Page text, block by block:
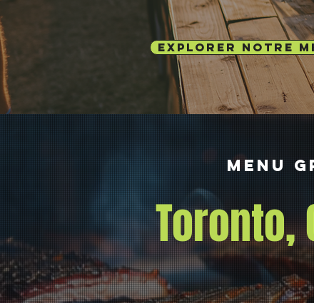
EXPLORER NOTRE
Menu